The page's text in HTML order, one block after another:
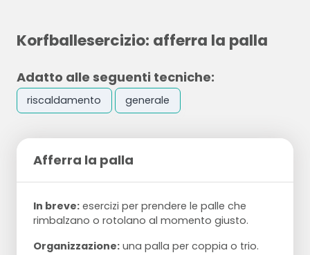
Korfballesercizio: afferra la palla
Adatto alle seguenti tecniche:
riscaldamento generale
Afferra la palla
In breve: esercizi per prendere le palle che
rimbalzano o rotolano al momento giusto.
Organizzazione: una palla per coppia o trio.